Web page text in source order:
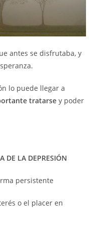
antes se disfrutaba, y
lo puede llegar a
tratarse y poder
DE LA DEPRESIÓN
persistente
o el placer en